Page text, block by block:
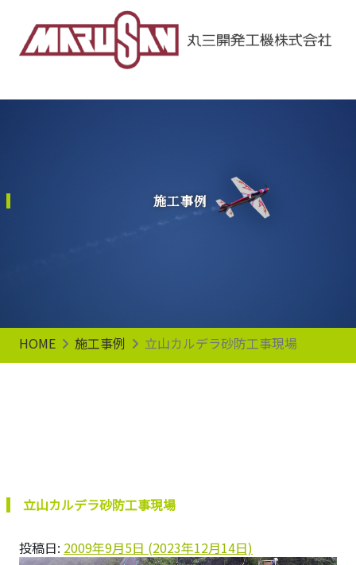
Main Navigation
施工事例
HOME 施工事例 立山カルデラ砂防工事現場
立山カルデラ砂防工事現場
投稿日: 2009年9月5日 (2023年12月14日)